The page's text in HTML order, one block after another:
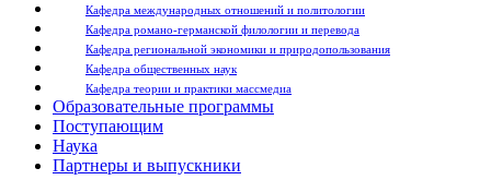
Кафедра международных отношений и политологии
Кафедра романо-германской филологии и перевода
Кафедра региональной экономики и природопользования
Кафедра общественных наук
Кафедра теории и практики массмедиа
Образовательные программы
Поступающим
Наука
Партнеры и выпускники